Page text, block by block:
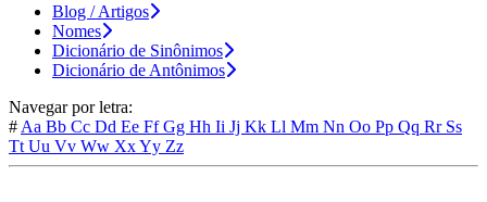
Blog / Artigos
Nomes
Dicionário de Sinônimos
Dicionário de Antônimos
Navegar por letra:
# Aa Bb Cc Dd Ee FfGg Hh Ii Jj Kk Ll Mm Nn Oo Pp Qq Rr Ss
Tt Uu Vv Ww XxYy Zz